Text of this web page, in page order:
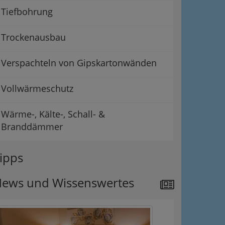
Tiefbohrung
Trockenausbau
Verspachteln von Gipskartonwänden
Vollwärmeschutz
Wärme-, Kälte-, Schall- &
Branddämmer
und Wissenswertes